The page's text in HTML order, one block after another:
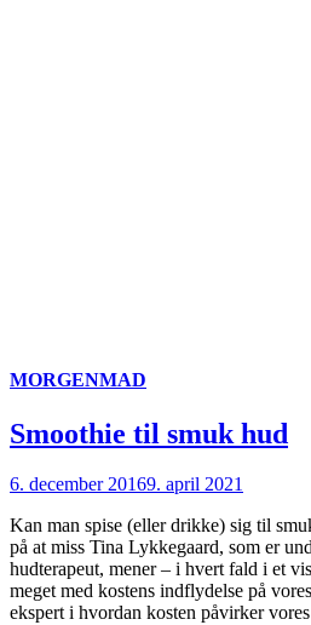
MORGENMAD
Smoothie til smuk hud
6. december 20169. april 2021
Kan man spise (eller drikke) sig til
på at miss Tina Lykkegaard, som er
hudterapeut, mener – i hvert fald i et
meget med kostens indflydelse på
ekspert i hvordan kosten påvirker